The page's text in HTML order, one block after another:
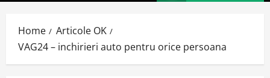
Home
Articole OK
VAG24 – inchirieri auto pentru orice persoana